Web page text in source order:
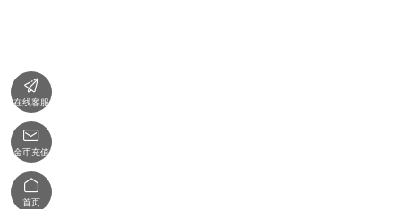

在线客服

金币充值

首页